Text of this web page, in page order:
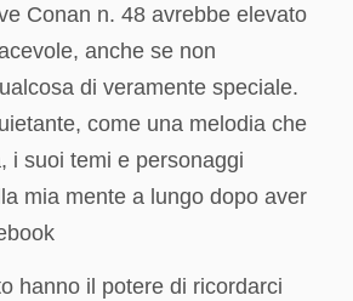
Conan n. 48 avrebbe elevato
anche se non
di veramente speciale.
come una melodia che
i suoi temi e personaggi
mia mente a lungo dopo aver
hanno il potere di ricordarci